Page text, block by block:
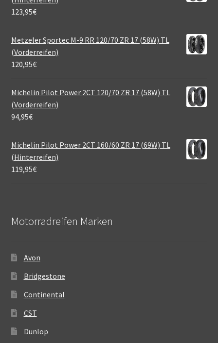
123,95€
Metzeler Sportec M-9 RR 120/70 ZR 17 (58W) TL
(Vorderreifen)
120,95€
Michelin Pilot Power 2CT 120/70 ZR 17 (58W) TL
(Vorderreifen)
94,95€
Michelin Pilot Power 2CT 160/60 ZR 17 (69W) TL
(Hinterreifen)
119,95€
Motorradreifen Marken
Avon
Bridgestone
Continental
CST
Dunlop